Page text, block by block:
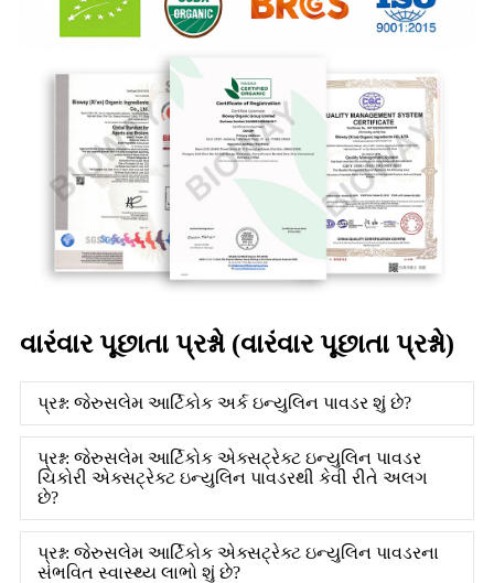
વારંવાર પૂછાતા પ્રશ્નો (વારંવાર પૂછાતા પ્રશ્નો)
પ્રશ્ન: જેરુસલેમ આર્ટિકોક અર્ક ઇન્યુલિન પાવડર શું છે?
પ્રશ્ન: જેરુસલેમ આર્ટિકોક એક્સટ્રેક્ટ ઇન્યુલિન પાવડર
ચિકોરી એક્સટ્રેક્ટ ઇન્યુલિન પાવડરથી કેવી રીતે અલગ
છે?
પ્રશ્ન: જેરુસલેમ આર્ટિકોક એક્સટ્રેક્ટ ઇન્યુલિન પાવડરના
સંભવિત સ્વાસ્થ્ય લાભો શું છે?